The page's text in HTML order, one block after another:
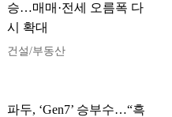
승…매매·전세 오름폭 다
시 확대
건설/부동산
파두, ‘Gen7’ 승부수…“흑